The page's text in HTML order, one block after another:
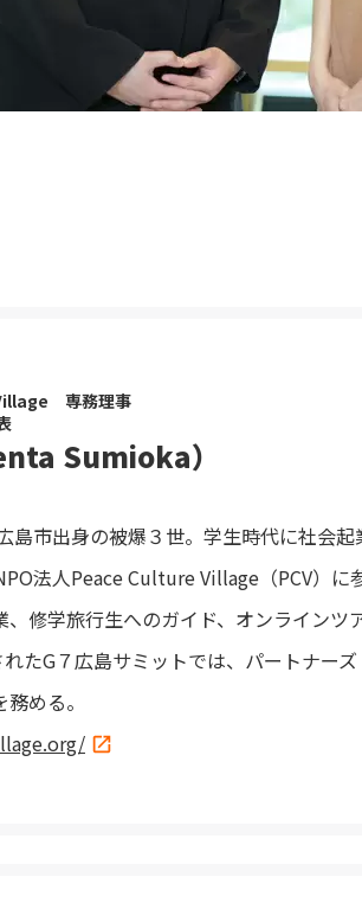
専務理事
Sumioka）
島市出身の被爆３世。学生時代に社会
法人Peace Culture Village（PCV）
、修学旅行生へのガイド、オンライン
たG７広島サミットでは、パートナー
める。